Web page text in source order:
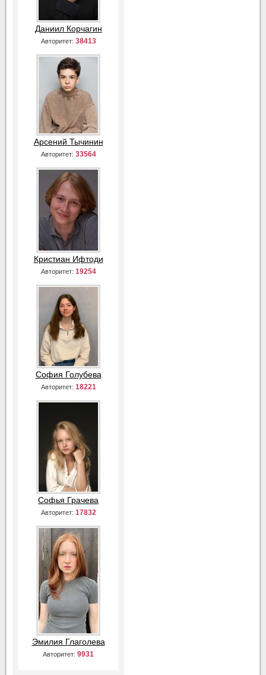
Даниил Корчагин
Авторитет: 38413
Арсений Тычинин
Авторитет: 33564
Кристиан Ифтоди
Авторитет: 19254
София Голубева
Авторитет: 18221
Софья Грачева
Авторитет: 17832
Эмилия Глаголева
Авторитет: 9931